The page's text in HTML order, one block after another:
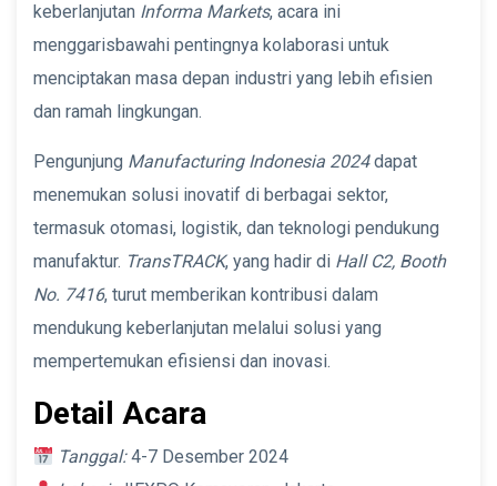
keberlanjutan Informa Markets, acara ini
menggarisbawahi pentingnya kolaborasi untuk
menciptakan masa depan industri yang lebih efisien
dan ramah lingkungan.
Pengunjung Manufacturing Indonesia 2024dapat
menemukan solusi inovatif di berbagai sektor,
termasuk otomasi, logistik, dan teknologi pendukung
manufaktur. TransTRACK, yang hadir di Hall C2, Booth
No. 7416, turut memberikan kontribusi dalam
mendukung keberlanjutan melalui solusi yang
mempertemukan efisiensi dan inovasi.
Detail Acara
Tanggal:4-7 Desember 2024